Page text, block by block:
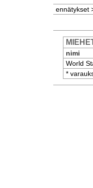
ennätykset
nimi
World
*